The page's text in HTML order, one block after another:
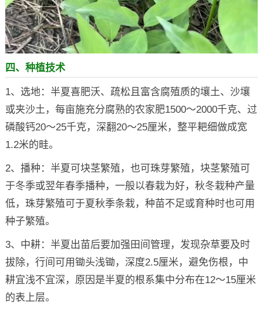
四、种植技术
1、选地：半夏喜肥沃、疏松且富含腐殖质的壤土、沙壤
或夹沙土，每亩施充分腐熟的农家肥1500～2000千克、过
磷酸钙20～25千克，深翻20～25厘米，整平耙细做成宽
1.2米的畦。
2、播种：半夏可块茎繁殖，也可珠芽繁殖，块茎繁殖可
于冬季或翌年春季播种，一般以春栽为好，秋冬栽种产量
低，珠芽繁殖可于夏秋季条栽，种苗不足或育种时也可用
种子繁殖。
3、中耕：半夏出苗后要加强田间管理，发现杂草要及时
拔除，行间可用锄头浅锄，深度2.5厘米，避免伤根，中
耕宜浅不宜深，原因是半夏的根系集中分布在12～15厘米
的表上层。